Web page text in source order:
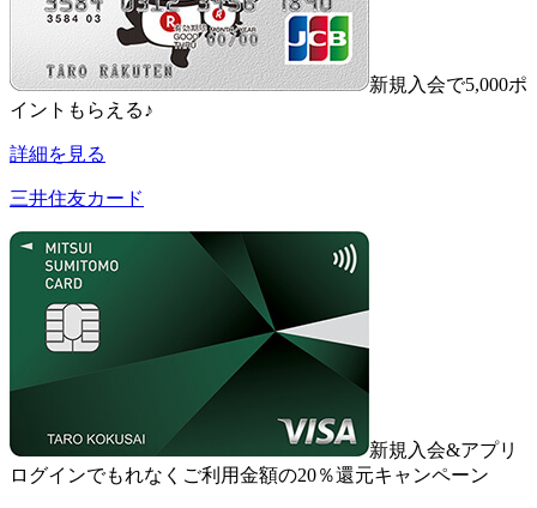
新規入会で5,000ポ
イントもらえる♪
詳細を見る
三井住友カード
新規入会&アプリ
ログインでもれなくご利用金額の20％還元キャンペーン